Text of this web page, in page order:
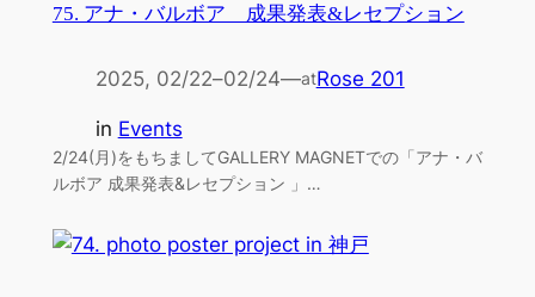
75. アナ・バルボア 成果発表&レセプション
2025, 02/22–02/24—atRose 201
in Events
2/24(月)をもちましてGALLERY MAGNETでの「アナ・バ
ルボア 成果発表&レセプション 」…